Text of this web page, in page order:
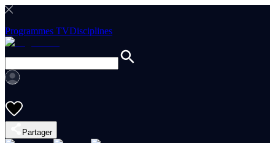
Programmes TVDisciplines
Partager